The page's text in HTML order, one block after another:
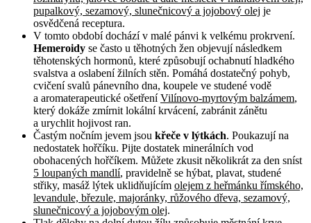
pupalkový, sezamový, slunečnicový a jojobový olej je
osvědčená receptura.
V tomto období dochází v malé pánvi k velkému prokrvení.
Hemeroidy se často u těhotných žen objevují následkem
těhotenských hormonů, které způsobují ochabnutí hladkého
svalstva a oslabení žilních stěn. Pomáhá dostatečný pohyb,
cvičení svalů pánevního dna, koupele ve studené vodě
a aromaterapeutické ošetřeníVilínovo-myrtovým balzámem,
který dokáže zmírnit lokální krvácení, zabránit zánětu
a urychlit hojivost ran.
Častým nočním jevem jsou křeče v lýtkách. Poukazují na
nedostatek hořčíku. Pijte dostatek minerálních vod
obohacených hořčíkem. Můžete zkusit několikrát za den sníst
5 loupaných mandlí, pravidelně se hýbat, plavat, studené
střiky, masáž lýtek uklidňujícím olejem z heřmánku římského,
levandule, březule, majoránky, růžového dřeva, sezamový,
slunečnicový a jojobovým olej.